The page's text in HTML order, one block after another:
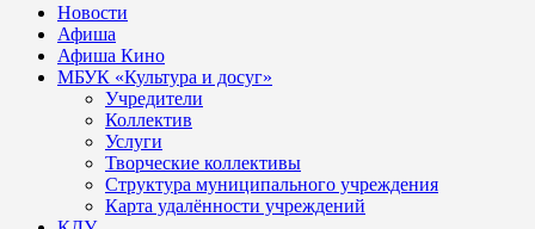
Новости
Афиша
Афиша Кино
МБУК «Культура и досуг»
Учредители
Коллектив
Услуги
Творческие коллективы
Структура муниципального учреждения
Карта удалённости учреждений